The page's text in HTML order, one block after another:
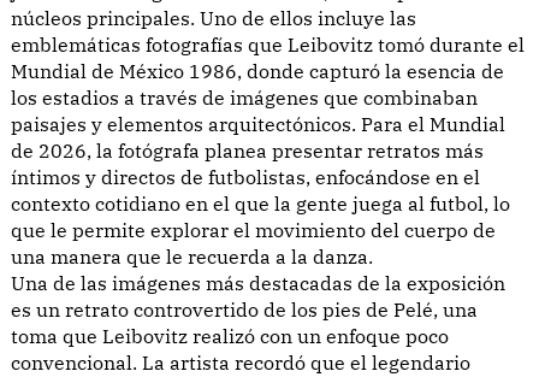
núcleos principales. Uno de ellos incluye las
emblemáticas fotografías que Leibovitz tomó durante el
Mundial de México 1986, donde capturó la esencia de
los estadios a través de imágenes que combinaban
paisajes y elementos arquitectónicos. Para el Mundial
de 2026, la fotógrafa planea presentar retratos más
íntimos y directos de futbolistas, enfocándose en el
contexto cotidiano en el que la gente juega al futbol, lo
que le permite explorar el movimiento del cuerpo de
una manera que le recuerda a la danza.
Una de las imágenes más destacadas de la exposición
es un retrato controvertido de los pies de Pelé, una
toma que Leibovitz realizó con un enfoque poco
convencional. La artista recordó que el legendario